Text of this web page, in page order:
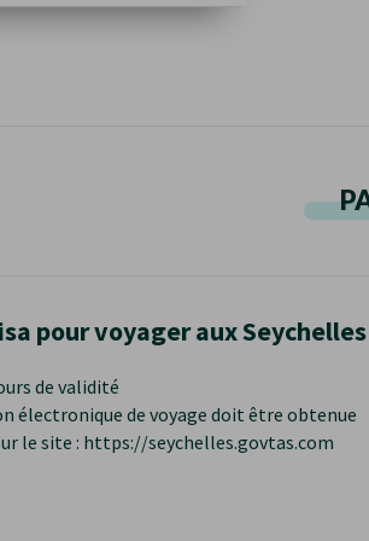
pour voyager aux Seychelles
de validité
électronique de voyage doit être obtenue
le site : https://seychelles.govtas.com